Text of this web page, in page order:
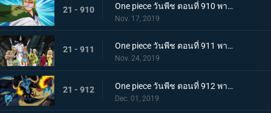
21 - 910 One piece วันพีช ตอนที่ 910 พากย์ไทย ซามูไรในตำนาน ชายผู้ที่โรเจอร์หลงใหล!
Nov. 17, 2019
21 - 911 One piece วันพีช ตอนที่ 911 พากย์ไทย เริ่มแผนการลับ เปิดฉากโค่นหนึ่งในสี่จักรพรรดิ
Nov. 24, 2019
21 - 912 One piece วันพีช ตอนที่ 912 พากย์ไทย ชายผู้แข็งแกร่งที่สุด หัวหน้ากองโจรสุดแกร่งชูเท็นมารุ!
Dec. 01, 2019